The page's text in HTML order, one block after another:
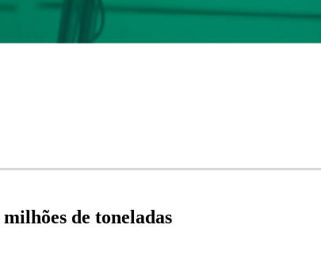
de toneladas